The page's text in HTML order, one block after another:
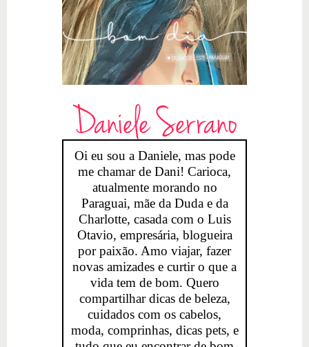
Daniele Serrano
Oi eu sou a Daniele, mas pode
me chamar de Dani! Carioca,
atualmente morando no
Paraguai, mãe da Duda e da
Charlotte, casada com o Luis
Otavio, empresária, blogueira
por paixão. Amo viajar, fazer
novas amizades e curtir o que a
vida tem de bom. Quero
compartilhar dicas de beleza,
cuidados com os cabelos,
moda, comprinhas, dicas pets, e